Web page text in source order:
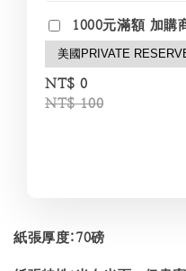
1000元滿額 加購
NT$ 0
NT$ 100
紙張厚度:70磅